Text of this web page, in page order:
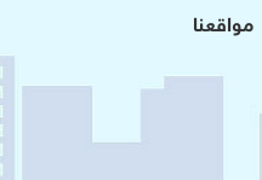
مواقعنا